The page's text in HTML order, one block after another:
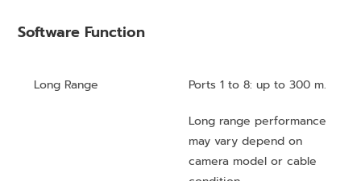
Software Function
Long Range Ports 1 to 8: up to 300 m.
Long range performance
may vary depend on
camera model or cable